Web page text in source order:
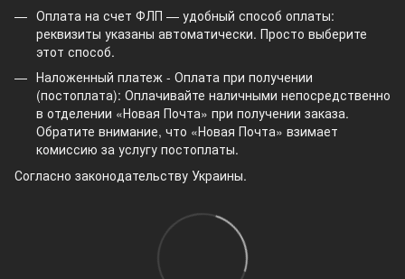
Оплата на счет ФЛП — удобный способ оплаты:
реквизиты указаны автоматически. Просто выберите
этот способ.
Наложенный платеж - Оплата при получении
(постоплата): Оплачивайте наличными непосредственно
в отделении «Новая Почта» при получении заказа.
Обратите внимание, что «Новая Почта» взимает
комиссию за услугу постоплаты.
Согласно законодательству Украины.